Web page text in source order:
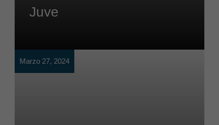
Juve
Marzo 27, 2024